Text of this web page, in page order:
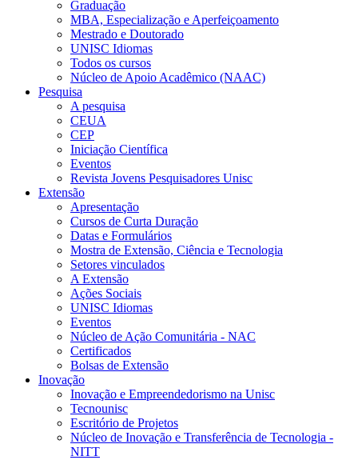
Graduação
MBA, Especialização e Aperfeiçoamento
Mestrado e Doutorado
UNISC Idiomas
Todos os cursos
Núcleo de Apoio Acadêmico (NAAC)
Pesquisa
A pesquisa
CEUA
CEP
Iniciação Científica
Eventos
Revista Jovens Pesquisadores Unisc
Extensão
Apresentação
Cursos de Curta Duração
Datas e Formulários
Mostra de Extensão, Ciência e Tecnologia
Setores vinculados
A Extensão
Ações Sociais
UNISC Idiomas
Eventos
Núcleo de Ação Comunitária - NAC
Certificados
Bolsas de Extensão
Inovação
Inovação e Empreendedorismo na Unisc
Tecnounisc
Escritório de Projetos
Núcleo de Inovação e Transferência de Tecnologia -
NITT